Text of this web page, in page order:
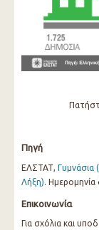
Πηγή
ΕΛΣΤΑΤ, Γυμνάσια
Λήξη).
Επικοινωνία
Για σχόλια και